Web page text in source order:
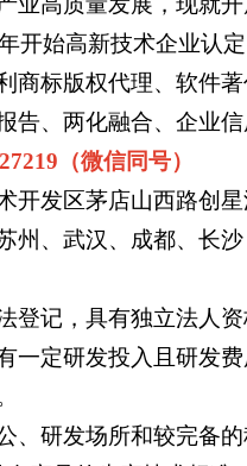
开始高新技术企业认
商标版权代理、软件
告、两化融合、企业
（微信同号）
开发区茅店山西路创
州、武汉、成都、长沙
登记，具有独立法人
一定研发投入且研发
、研发场所和较完备